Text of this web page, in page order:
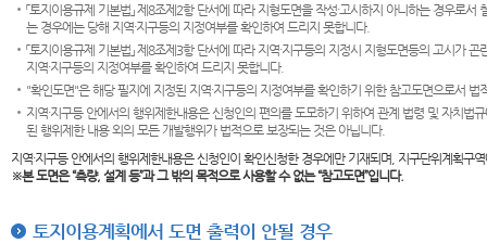
「토지이용규제 기본법」 제8조제2항 단서에 따라 지형도면을 작성·고시하지 아니하는 경우로
는 경우에는 당해 지역·지구등의 지정여부를 확인하여 드리지 못합니다.
「토지이용규제 기본법」 제8조제3항 단서에 따라 지역·지구등의 지정시 지형도면등의 고시가
지역·지구등의 지정여부를 확인하여 드리지 못합니다.
"확인도면"은 해당 필지에 지정된 지역·지구등의 지정여부를 확인하기 위한 참고도면으로서
지역·지구등 안에서의 행위제한내용은 신청인의 편의를 도모하기 위하여 관계 법령 및 자치
된 행위제한 내용 외의 모든 개발행위가 법적으로 보장되는 것은 아닙니다.
지역·지구등 안에서의 행위제한내용은 신청인이 확인신청한 경우에만 기재되며, 지구단위계획
※본 도면은“측량, 설계 등”과 그 밖의 목적으로 사용할 수 없는 “참고도면”입니다.
토지이용계획에서 도면 출력이 안될 경우